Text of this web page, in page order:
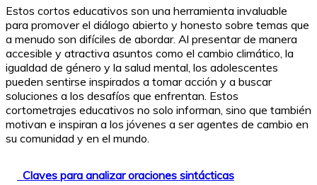
Estos cortos educativos son una herramienta invaluable
para promover el diálogo abierto y honesto sobre temas que
a menudo son difíciles de abordar. Al presentar de manera
accesible y atractiva asuntos como el cambio climático, la
igualdad de género y la salud mental, los adolescentes
pueden sentirse inspirados a tomar acción y a buscar
soluciones a los desafíos que enfrentan. Estos
cortometrajes educativos no solo informan, sino que también
motivan e inspiran a los jóvenes a ser agentes de cambio en
su comunidad y en el mundo.
Claves para analizar oraciones sintácticas